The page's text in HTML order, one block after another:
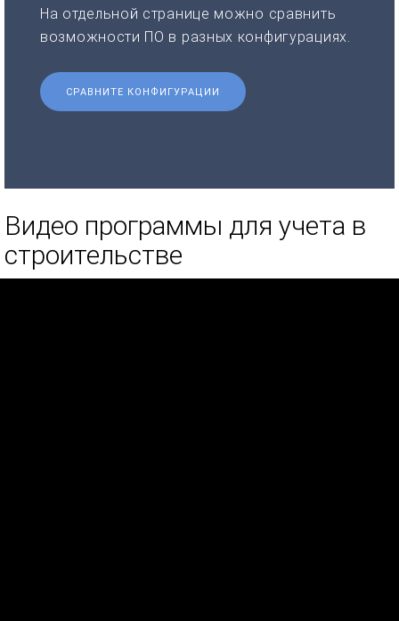
На отдельной странице можно сравнить
возможности ПО в разных конфигурациях.
СРАВНИТЕ КОНФИГУРАЦИИ
Видео программы для учета в
строительстве